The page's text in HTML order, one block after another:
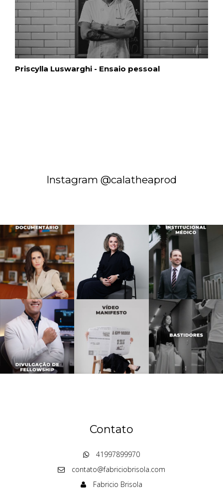
Priscylla Luswarghi - Ensaio pessoal
Instagram @calatheaprod
Contato
41997899970
contato@fabriciobrisola.com
Fabricio Brisola